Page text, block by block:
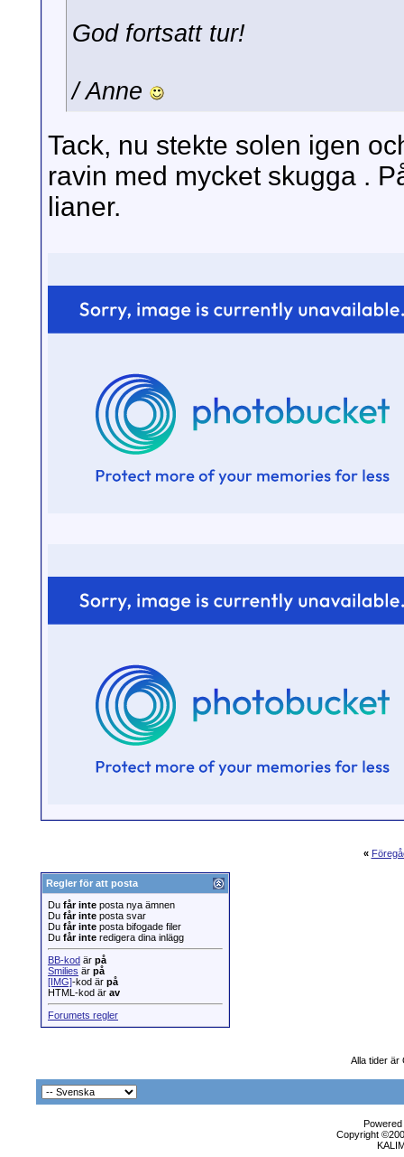
God fortsatt tur!
/ Anne
Tack, nu stekte solen igen
ravin med mycket skugga .
lianer.
«
Regler för att posta
Du får inte posta nya ämnen
Du får inte posta svar
Du får inte posta bifogade filer
Du får inte redigera dina inlägg
BB-kod är på
Smilies är på
[IMG]-kod är på
HTML-kod är av
Forumets regler
Alla tider är
Copyright